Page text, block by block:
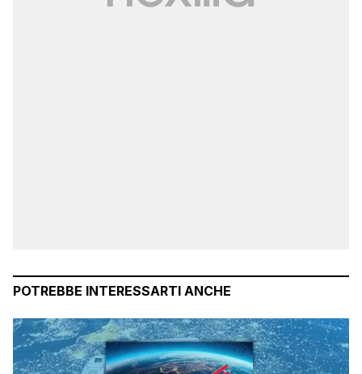
POTREBBE INTERESSARTI ANCHE